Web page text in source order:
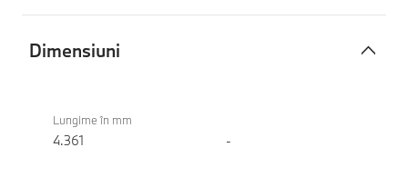
Dimensiuni
116
Lungime în mm
4.361 -